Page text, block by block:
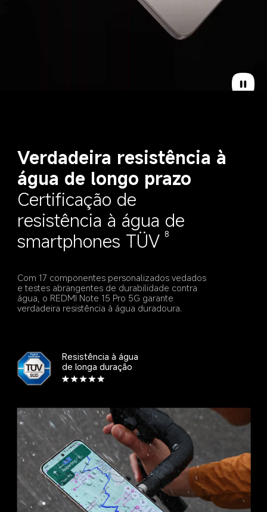
Verdadeira resistência à
água de longo prazo
Certificação de
resistência à água de
smartphones TÜV 8
Com 17 componentes personalizados vedados
e testes abrangentes de durabilidade contra
água, o REDMI Note 15 Pro 5G garante
verdadeira resistência à água duradoura.
Resistência à água
de longa duração